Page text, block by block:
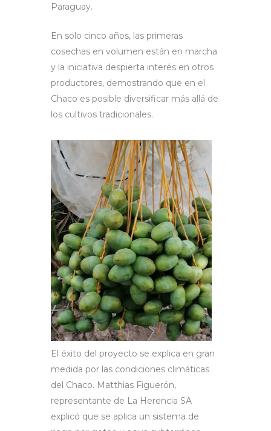
Paraguay.
En solo cinco años, las primeras
cosechas en volumen están en marcha
y la iniciativa despierta interés en otros
productores, demostrando que en el
Chaco es posible diversificar más allá de
los cultivos tradicionales.
El éxito del proyecto se explica en gran
medida por las condiciones climáticas
del Chaco. Matthias Figuerón,
representante de La Herencia SA
explicó que se aplica un sistema de